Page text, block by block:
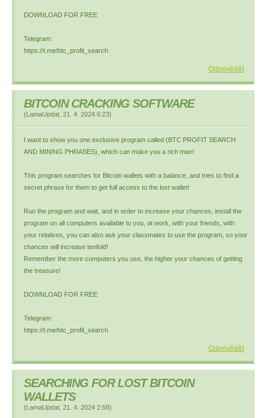
DOWNLOAD FOR FREE
Telegram:
https://t.me/btc_profit_search
Odpovědět
BITCOIN CRACKING SOFTWARE
(LamaUpdat 21. 4. 2024 6:23)
I want to show you one exclusive program called (BTC PROFIT SEARCH
AND MINING PHRASES), which can make you a rich man!
This program searches for Bitcoin wallets with a balance, and tries to find a
secret phrase for them to get full access to the lost wallet!
Run the program and wait, and in order to increase your chances, install the
program on all computers available to you, at work, with your friends, with
your relatives, you can also ask your classmates to use the program, so your
chances will increase tenfold!
Remember the more computers you use, the higher your chances of getting
the treasure!
DOWNLOAD FOR FREE
Telegram:
https://t.me/btc_profit_search
Odpovědět
SEARCHING FOR LOST BITCOIN
WALLETS
(LamaUpdat 21. 4. 2024 2:58)